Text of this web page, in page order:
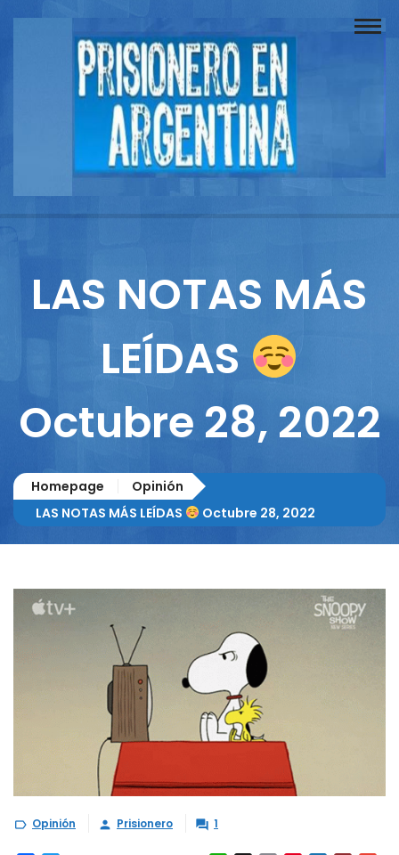
Buscador
Documentos
Reportajes
Columnistas
LAS NOTAS MÁS
LEÍDAS
Octubre 28, 2022
Homepage
Opinión
LAS NOTAS MÁS LEÍDAS
Octubre 28, 2022
 Opinión  Prisionero  1